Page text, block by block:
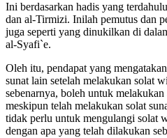
Ini berdasarkan hadis yang
dan al-Tirmizi. Inilah pemutus dan
juga seperti yang dinukilkan di
al-Syafi`e.
Oleh itu, pendapat yang
sunat lain setelah melakukan solat
sebenarnya, boleh untuk
meskipun telah melakukan solat
tidak perlu untuk mengulangi solat
dengan apa yang telah dilakukan